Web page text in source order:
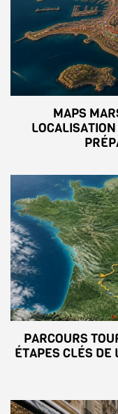
MAPS
PARCOURS
ÉTAPES CLÉS